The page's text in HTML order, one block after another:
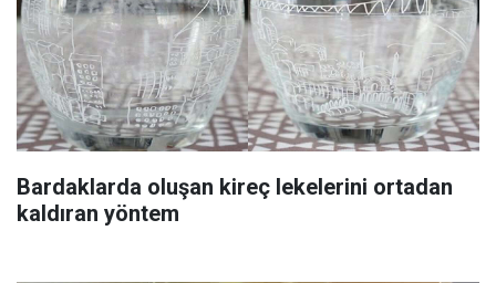
Bardaklarda oluşan kireç lekelerini ortadan
kaldıran yöntem